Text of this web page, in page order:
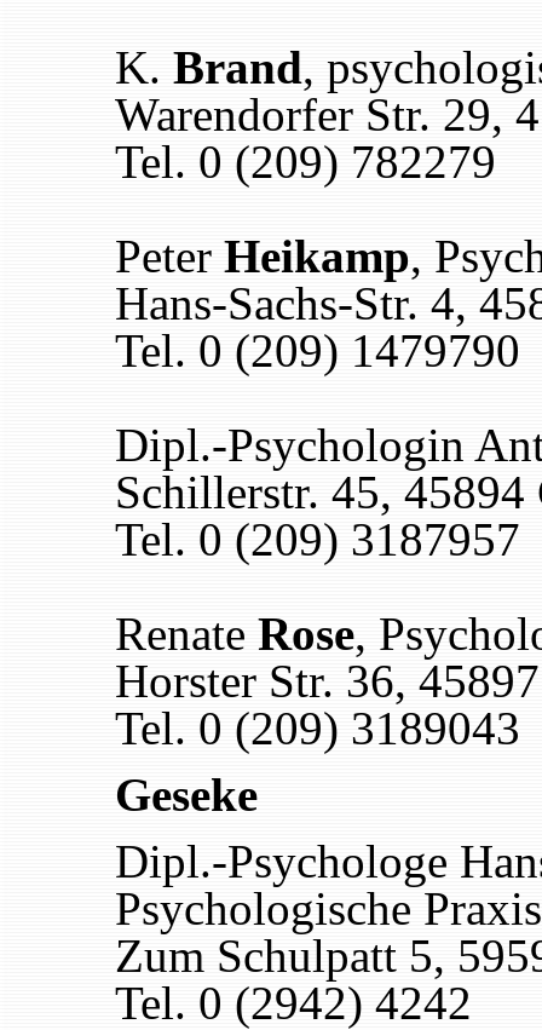
K. Brand,
Warendorfer Str. 29,
Tel. 0 (209) 782279
Peter Heikamp,
Hans-Sachs-Str. 4,
Tel. 0 (209) 1479790
Dipl.-Psychologin
Schillerstr. 45, 45894
Tel. 0 (209) 3187957
Renate Rose,
Horster Str. 36,
Tel. 0 (209) 3189043
Geseke
Dipl.-Psychologe
Psychologische Praxis
Zum Schulpatt 5,
Tel. 0 (2942) 4242